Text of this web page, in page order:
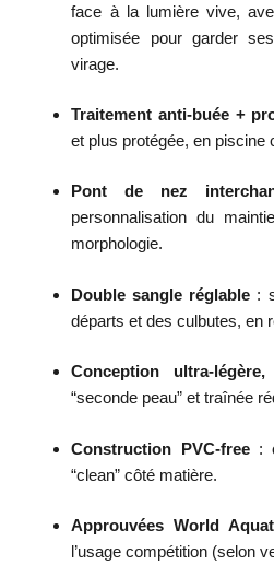
face à la lumière vive,
optimisée pour garder
virage.
Traitement anti-buée +
et plus protégée, en piscine
Pont de nez
personnalisation du
morphologie.
Double sangle réglable :
départs et des culbutes, en
Conception ultra-
“seconde peau” et traînée
Construction PVC-free:
“clean” côté matière.
Approuvées World
l’usage compétition (selon